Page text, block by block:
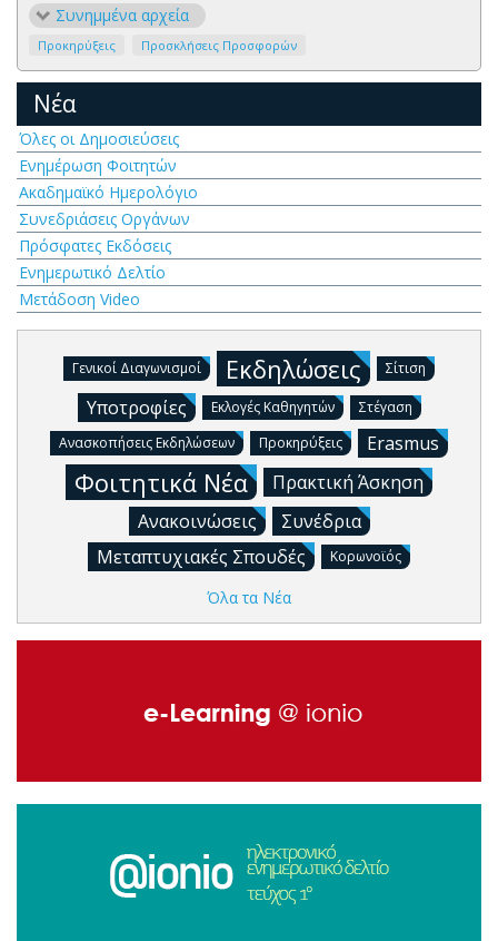
Συνημμένα αρχεία
Προκηρύξεις Προσκλήσεις Προσφορών
Νέα
Όλες οι Δημοσιεύσεις
Ενημέρωση Φοιτητών
Ακαδημαϊκό Ημερολόγιο
Συνεδριάσεις Οργάνων
Πρόσφατες Εκδόσεις
Ενημερωτικό Δελτίο
Μετάδοση Video
Γενικοί Διαγωνισμοί Εκδηλώσεις Σίτιση
Υποτροφίες Εκλογές Καθηγητών
Στέγαση
Ανασκοπήσεις Εκδηλώσεων
Προκηρύξεις Erasmus
Φοιτητικά Νέα
Πρακτική Άσκηση
Ανακοινώσεις
Συνέδρια
Μεταπτυχιακές Σπουδές
Κορωνοϊός
Όλα τα Νέα